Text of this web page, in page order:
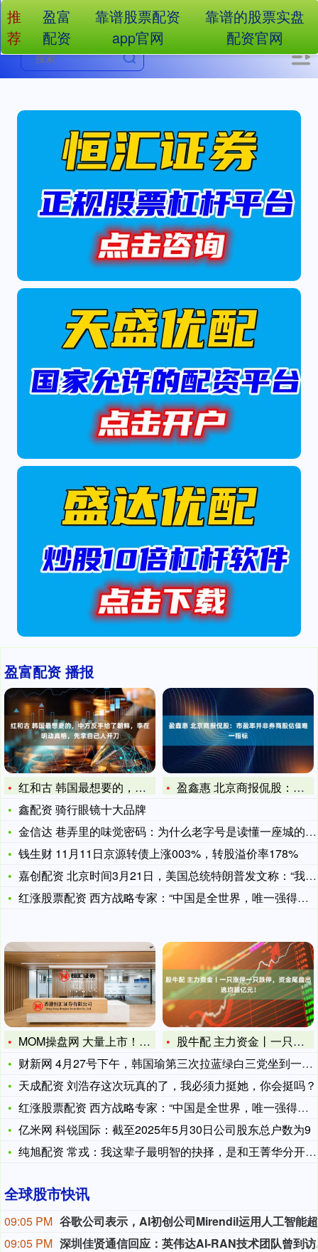
盈富配资 播报
红和古 韩国最想要的，中方反手给了朝鲜，李在明动真格，先拿自
盈鑫惠 北京商报侃股：市盈率并非券商股估值唯一指标
鑫配资 骑行眼镜十大品牌
金信达 巷弄里的味觉密码：为什么老字号是读懂一座城的钥匙？
钱生财 11月11日京源转债上涨003%，转股溢价率178%
嘉创配资 北京时间3月21日，美国总统特朗普发文称：“我们不
红涨股票配资 西方战略专家：“中国是全世界，唯一强得悄无声息
MOM操盘网 大量上市！孝感人都爱吃
股牛配 主力资金丨一只涨停一只跌停，资金尾盘出逃均超亿元！
财新网 4月27号下午，韩国瑜第三次拉蓝绿白三党坐到一张桌子
天成配资 刘浩存这次玩真的了，我必须力挺她，你会挺吗？
红涨股票配资 西方战略专家：“中国是全世界，唯一强得悄无声息
亿米网 科锐国际：截至2025年5月30日公司股东总户数为9
纯旭配资 常戎：我这辈子最明智的抉择，是和王菁华分开后娶了小
全球股市快讯
09:05 PM
09:05 PM
深圳佳
推
荐
盈富
配资
靠谱股票配资
app官网
靠谱的股票实盘
配资官网